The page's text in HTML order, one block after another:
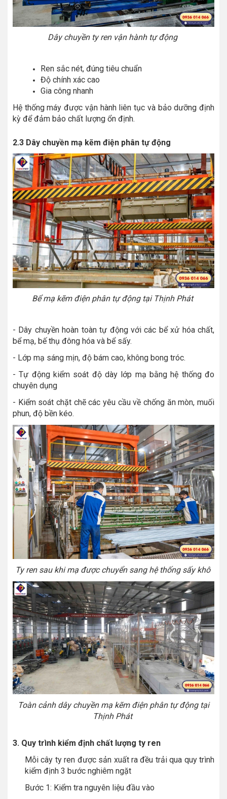
Dây chuyền ty ren vận hành tự động
Ren sắc nét, đúng tiêu chuẩn
Độ chính xác cao
Gia công nhanh
Hệ thống máy được vận hành liên tục và bảo dưỡng định
kỳ để đảm bảo chất lượng ổn định.
2.3 Dây chuyền mạ kẽm điện phân tự động
Bể mạ kẽm điện phân tự động tại Thịnh Phát
- Dây chuyền hoàn toàn tự động với các bể xử hóa chất,
bể mạ, bế thụ đông hóa và bể sấy.
- Lớp mạ sáng mịn, độ bám cao, không bong tróc.
- Tự động kiểm soát độ dày lớp mạ bằng hệ thống đo
chuyên dụng
- Kiểm soát chặt chẽ các yêu cầu về chống ăn mòn, muối
phun, độ bền kéo.
Ty ren sau khi mạ được chuyển sang hệ thống sấy khô
Toàn cảnh dây chuyền mạ kẽm điện phân tự động tại
Thịnh Phát
3. Quy trình kiểm định chất lượng ty ren
Mỗi cây ty ren được sản xuất ra đều trải qua quy trình
kiểm định 3 bước nghiêm ngặt
Bước 1: Kiểm tra nguyên liệu đầu vào